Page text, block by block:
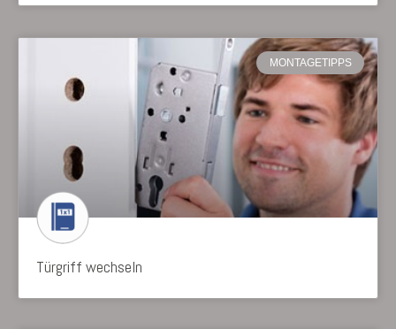
MONTAGETIPPS
Türgriff wechseln